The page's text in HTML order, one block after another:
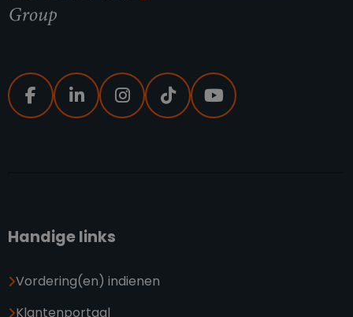
Handige links
Vordering(en) indienen
Klantenportaal